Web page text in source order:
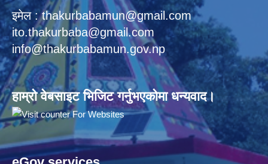
इमेल : thakurbabamun@gmail.com
ito.thakurbaba@gmail.com
info@thakurbabamun.gov.np
हाम्रो वेबसाइट भिजिट गर्नुभएकोमा धन्यवाद।